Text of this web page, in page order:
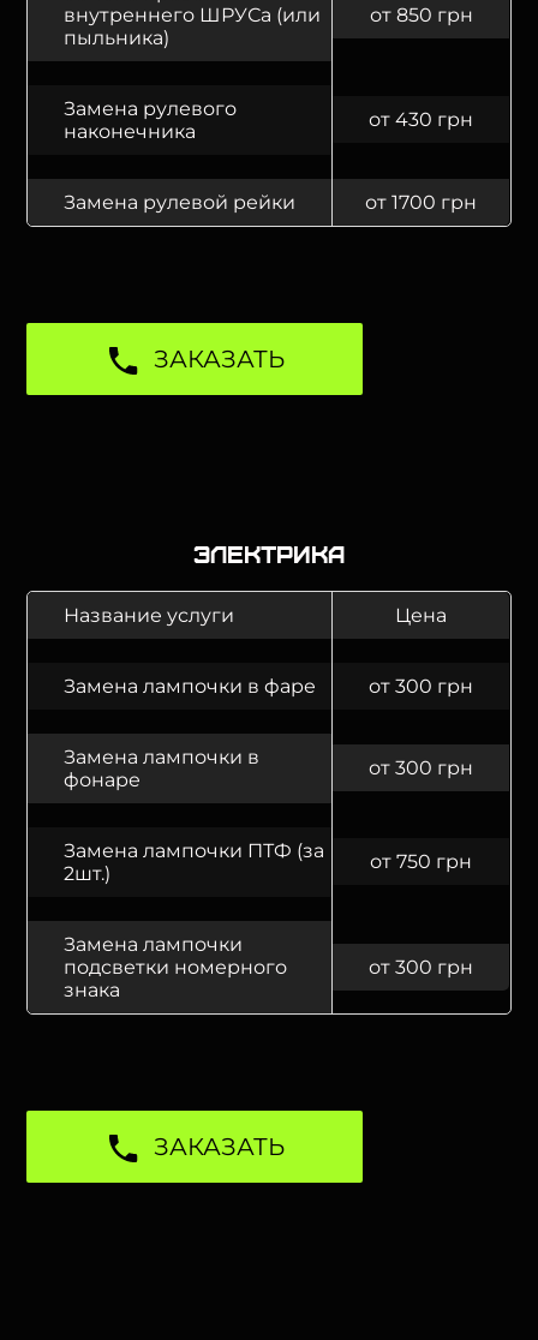
внутреннего ШРУСа (или
пыльника)
от 850 грн
Замена рулевого
наконечника
от 430 грн
Замена рулевой рейки от 1700 грн
ЗАКАЗАТЬ
Электрика
Название услуги Цена
Замена лампочки в фаре от 300 грн
Замена лампочки в
фонаре
от 300 грн
Замена лампочки ПТФ (за
2шт.)
от 750 грн
Замена лампочки
подсветки номерного
знака
от 300 грн
ЗАКАЗАТЬ